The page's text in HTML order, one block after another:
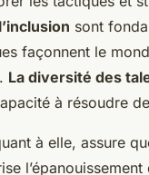
sont
façonnent le
La diversité des
à résoudre
à elle, assure